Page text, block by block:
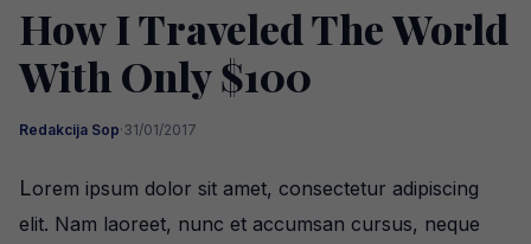
How I Traveled The World
With Only $100
Redakcija Sop·31/01/2017
Lorem ipsum dolor sit amet, consectetur adipiscing
elit. Nam laoreet, nunc et accumsan cursus, neque